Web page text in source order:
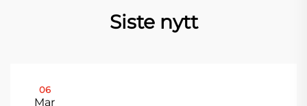
Siste nytt
06
Mar